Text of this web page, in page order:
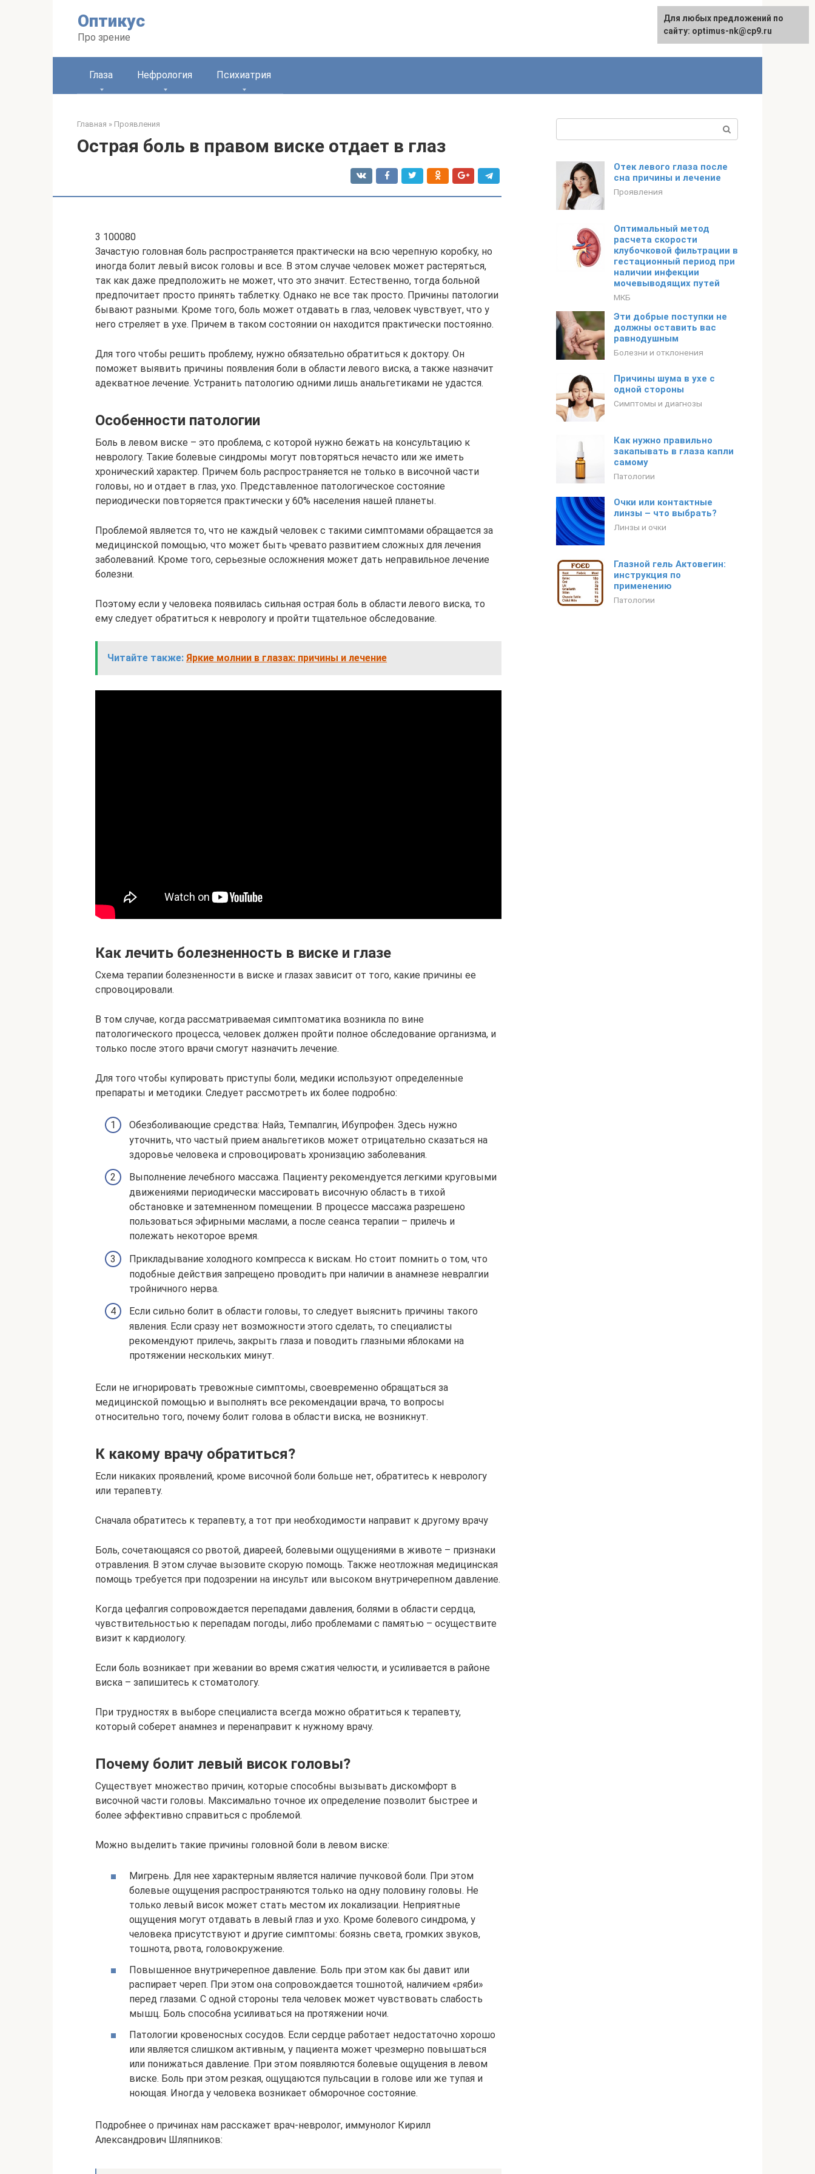
Оптикус
Про зрение
English
Глаза Нефрология Психиатрия
Главная » Проявления
Острая боль в правом виске отдает в глаз
3 100080
Зачастую головная боль распространяется практически на всю черепную коробку, но
иногда болит левый висок головы и все. В этом случае человек может растеряться,
так как даже предположить не может, что это значит. Естественно, тогда больной
предпочитает просто принять таблетку. Однако не все так просто. Причины патологии
бывают разными. Кроме того, боль может отдавать в глаз, человек чувствует, что у
него стреляет в ухе. Причем в таком состоянии он находится практически постоянно.
Для того чтобы решить проблему, нужно обязательно обратиться к доктору. Он
поможет выявить причины появления боли в области левого виска, а также назначит
адекватное лечение. Устранить патологию одними лишь анальгетиками не удастся.
Особенности патологии
Боль в левом виске – это проблема, с которой нужно бежать на консультацию к
неврологу. Такие болевые синдромы могут повторяться нечасто или же иметь
хронический характер. Причем боль распространяется не только в височной части
головы, но и отдает в глаз, ухо. Представленное патологическое состояние
периодически повторяется практически у 60% населения нашей планеты.
Проблемой является то, что не каждый человек с такими симптомами обращается за
медицинской помощью, что может быть чревато развитием сложных для лечения
заболеваний. Кроме того, серьезные осложнения может дать неправильное лечение
болезни.
Поэтому если у человека появилась сильная острая боль в области левого виска, то
ему следует обратиться к неврологу и пройти тщательное обследование.
Читайте также: Яркие молнии в глазах: причины и лечение
Как лечить болезненность в виске и глазе
Схема терапии болезненности в виске и глазах зависит от того, какие причины ее
спровоцировали.
В том случае, когда рассматриваемая симптоматика возникла по вине
патологического процесса, человек должен пройти полное обследование организма, и
только после этого врачи смогут назначить лечение.
Для того чтобы купировать приступы боли, медики используют определенные
препараты и методики. Следует рассмотреть их более подробно:
Обезболивающие средства: Найз, Темпалгин, Ибупрофен. Здесь нужно
уточнить, что частый прием анальгетиков может отрицательно сказаться на
здоровье человека и спровоцировать хронизацию заболевания.
Выполнение лечебного массажа. Пациенту рекомендуется легкими круговыми
движениями периодически массировать височную область в тихой
обстановке и затемненном помещении. В процессе массажа разрешено
пользоваться эфирными маслами, а после сеанса терапии – прилечь и
полежать некоторое время.
Прикладывание холодного компресса к вискам. Но стоит помнить о том, что
подобные действия запрещено проводить при наличии в анамнезе невралгии
тройничного нерва.
Если сильно болит в области головы, то следует выяснить причины такого
явления. Если сразу нет возможности этого сделать, то специалисты
рекомендуют прилечь, закрыть глаза и поводить глазными яблоками на
протяжении нескольких минут.
Если не игнорировать тревожные симптомы, своевременно обращаться за
медицинской помощью и выполнять все рекомендации врача, то вопросы
относительно того, почему болит голова в области виска, не возникнут.
К какому врачу обратиться?
Если никаких проявлений, кроме височной боли больше нет, обратитесь к неврологу
или терапевту.
Сначала обратитесь к терапевту, а тот при необходимости направит к другому врачу
Боль, сочетающаяся со рвотой, диареей, болевыми ощущениями в животе – признаки
отравления. В этом случае вызовите скорую помощь. Также неотложная медицинская
помощь требуется при подозрении на инсульт или высоком внутричерепном давление.
Когда цефалгия сопровождается перепадами давления, болями в области сердца,
чувствительностью к перепадам погоды, либо проблемами с памятью – осуществите
визит к кардиологу.
Если боль возникает при жевании во время сжатия челюсти, и усиливается в районе
виска – запишитесь к стоматологу.
При трудностях в выборе специалиста всегда можно обратиться к терапевту,
который соберет анамнез и перенаправит к нужному врачу.
Почему болит левый висок головы?
Существует множество причин, которые способны вызывать дискомфорт в
височной части головы. Максимально точное их определение позволит быстрее и
более эффективно справиться с проблемой.
Можно выделить такие причины головной боли в левом виске:
Мигрень. Для нее характерным является наличие пучковой боли. При этом
болевые ощущения распространяются только на одну половину головы. Не
только левый висок может стать местом их локализации. Неприятные
ощущения могут отдавать в левый глаз и ухо. Кроме болевого синдрома, у
человека присутствуют и другие симптомы: боязнь света, громких звуков,
тошнота, рвота, головокружение.
Повышенное внутричерепное давление. Боль при этом как бы давит или
распирает череп. При этом она сопровождается тошнотой, наличием «ряби»
перед глазами. С одной стороны тела человек может чувствовать слабость
мышц. Боль способна усиливаться на протяжении ночи.
Патологии кровеносных сосудов. Если сердце работает недостаточно хорошо
или является слишком активным, у пациента может чрезмерно повышаться
или понижаться давление. При этом появляются болевые ощущения в левом
виске. Боль при этом резкая, ощущаются пульсации в голове или же тупая и
ноющая. Иногда у человека возникает обморочное состояние.
Подробнее о причинах нам расскажет врач-невролог, иммунолог Кирилл
Александрович Шляпников:
Отек левого глаза после
сна причины и лечение
Проявления
Оптимальный метод
расчета скорости
клубочковой фильтрации в
гестационный период при
наличии инфекции
мочевыводящих путей
МКБ
Эти добрые поступки не
должны оставить вас
равнодушным
Болезни и отклонения
Причины шума в ухе с
одной стороны
Симптомы и диагнозы
Как нужно правильно
закапывать в глаза капли
самому
Патологии
Очки или контактные
линзы – что выбрать?
Линзы и очки
Глазной гель Актовегин:
инструкция по
применению
Патологии
Для любых предложений по
сайту: optimus-nk@cp9.ru